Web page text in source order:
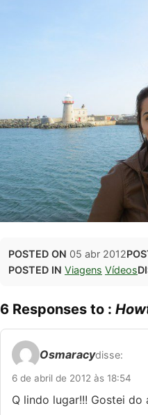
POSTED ON 05 abr 2012
POSTED IN Viagens Vídeos
6 Responses to :
Osmaracydisse:
6 de abril de 2012 às 18:54
Q lindo lugar!!! Gostei do